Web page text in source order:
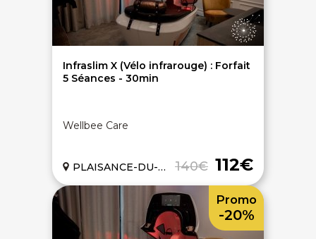
Infraslim X (Vélo infrarouge) : Forfait
5 Séances - 30min
Wellbee Care
140€ 112€
PLAISANCE-DU-TOUCH (31)
Promo
-20%